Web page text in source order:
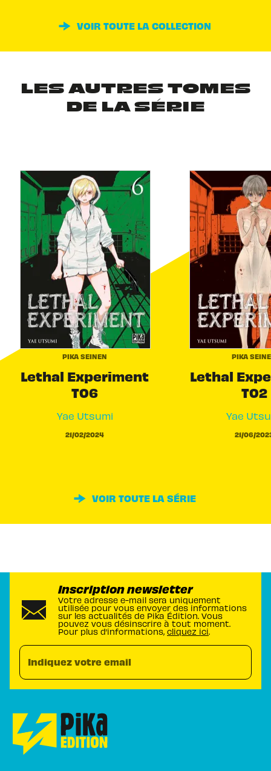
VOIR TOUTE LA COLLECTION
LES AUTRES TOMES
DE LA SÉRIE
PIKA SEINEN
Lethal Experiment
T06
Yae Utsumi
21/02/2024
PIKA
Lethal
T02
Yae
21/06/
VOIR TOUTE LA SÉRIE
Inscription newsletter
Votre adresse e-mail sera uniquement
utilisée pour vous envoyer des informations
sur les actualités de Pika Édition. Vous
pouvez vous désinscrire à tout moment.
Pour plus d’informations, cliquez ici.
Indiquez votre email